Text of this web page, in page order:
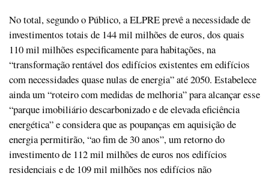
No total, segundo o Público, a ELPRE prevê a necessidade de
investimentos totais de 144 mil milhões de euros, dos quais
110 mil milhões especificamente para habitações, na
“transformação rentável dos edifícios existentes em edifícios
com necessidades quase nulas de energia” até 2050. Estabelece
ainda um “roteiro com medidas de melhoria” para alcançar esse
“parque imobiliário descarbonizado e de elevada eficiência
energética” e considera que as poupanças em aquisição de
energia permitirão, “ao fim de 30 anos”, um retorno do
investimento de 112 mil milhões de euros nos edifícios
residenciais e de 109 mil milhões nos edifícios não